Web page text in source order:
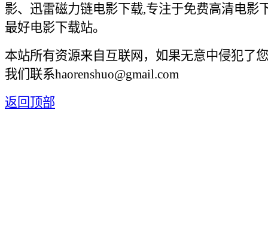
影、迅雷磁力链电影下载,专注于免费高清电影
最好电影下载站。
本站所有资源来自互联网，如果无意中侵犯了
我们联系haorenshuo@gmail.com
返回顶部